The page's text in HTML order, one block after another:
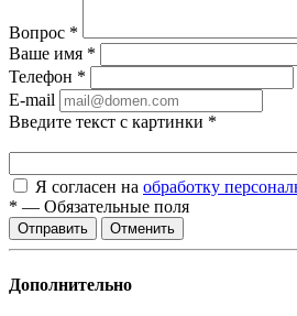
Вопрос *
Ваше имя *
Телефон *
E-mail
Введите текст с картинки *
Я согласен на обработку
* — Обязательные поля
Отменить
Дополнительно